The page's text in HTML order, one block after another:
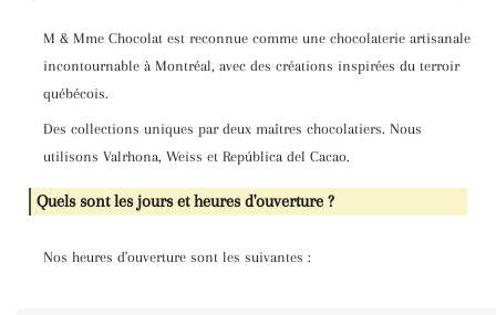
M & Mme Chocolat est reconnue comme une chocolaterie artisanale
incontournable à Montréal, avec des créations inspirées du terroir
québécois.
Des collections uniques par deux maîtres chocolatiers. Nous
utilisons Valrhona, Weiss et República del Cacao.
Quels sont les jours et heures d'ouverture ?
Nos heures d'ouverture sont les suivantes :